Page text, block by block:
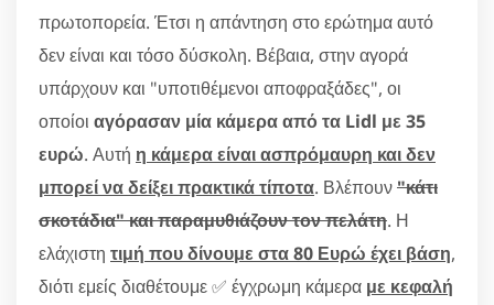
πρωτοπορεία. Έτσι η απάντηση στο ερώτημα αυτό
δεν είναι και τόσο δύσκολη. Βέβαια, στην αγορά
υπάρχουν και "υποτιθέμενοι αποφραξάδες", οι
οποίοι αγόρασαν μία κάμερα από τα Lidl με 35
ευρώ. Αυτή η κάμερα είναι ασπρόμαυρη και δεν
μπορεί να δείξει πρακτικά τίποτα. Βλέπουν"κάτι
σκοτάδια" και παραμυθιάζουν τον πελάτη. Η
ελάχιστη τιμή που δίνουμε στα 80 Ευρώ έχει βάση,
διότι εμείς διαθέτουμε ✅ έγχρωμη κάμερα με κεφαλή